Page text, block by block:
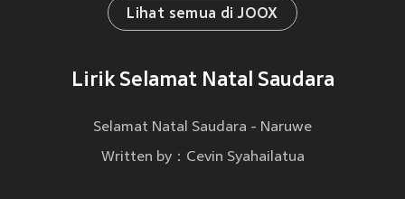
Lihat semua di JOOX
Lirik Selamat Natal Saudara
Selamat Natal Saudara - Naruwe
Written by：Cevin Syahailatua